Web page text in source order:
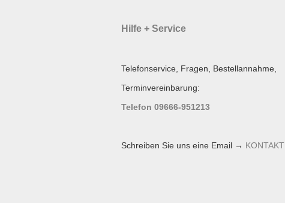
Hilfe + Service
Telefonservice, Fragen, Bestellannahme,
Terminvereinbarung:
Telefon 09666-951213
Schreiben Sie uns eine Email → KONTAKT